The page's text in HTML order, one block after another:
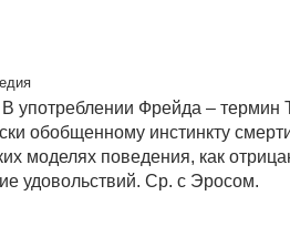
В употреблении Фрейда – термин
обобщенному инстинкту
моделях поведения, как
удовольствий. Ср. с Эросом.